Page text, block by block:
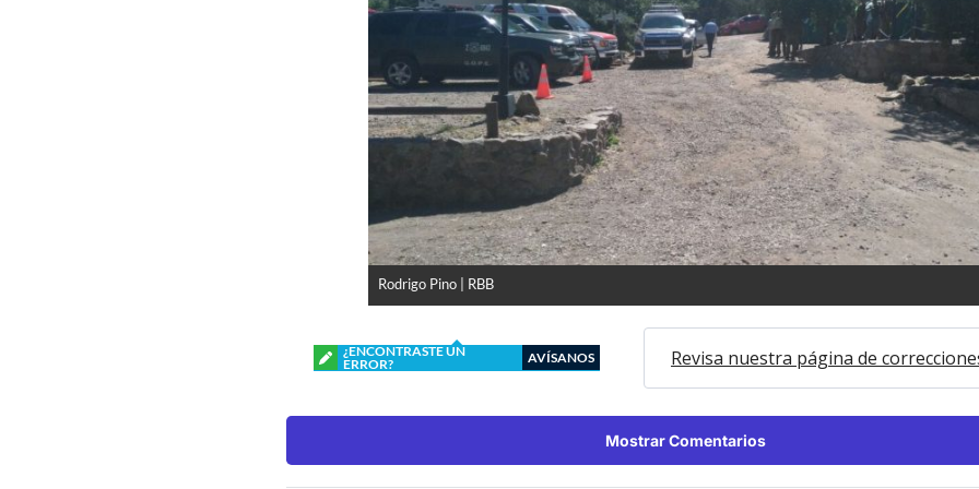
Rodrigo Pino | RBB
¿ENCONTRASTE UN
ERROR?
AVÍSANOS Revisa nuestra página de
Mostrar Comentarios